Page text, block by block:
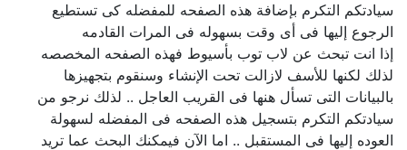
سيادتكم التكرم بإضافة هذه الصفحه للمفضله كى تستطيع
الرجوع إليها فى أى وقت بسهوله فى المرات القادمه
إذا انت تبحث عن لاب توب بأسيوط فهذه الصفحه المخصصه
لذلك لكنها للأسف لازالت تحت الإنشاء وسنقوم بتجهيزها
بالبيانات التى تسأل هنها فى القريب العاجل .. لذلك نرجو من
سيادتكم التكرم بتسجيل هذه الصفحه فى المفضله لسهولة
العوده إليها فى المستقبل .. اما الآن فيمكنك البحث عما تريد